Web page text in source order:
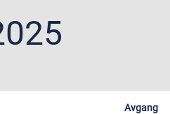
Avgang